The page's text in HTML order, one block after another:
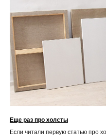
Еще раз про холсты
Если читали первую статью про